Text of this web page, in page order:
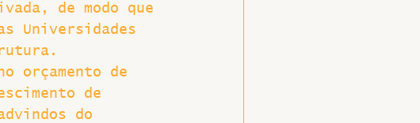
de modo que
Universidades
orçamento de
de
do